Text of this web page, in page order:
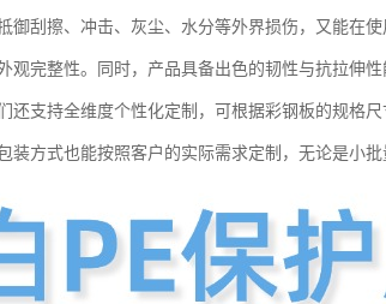
御刮擦、冲击、灰尘、水分等外界损伤，又能在
观完整性。同时，产品具备出色的韧性与抗拉伸
还支持全维度个性化定制，可根据彩钢板的规格
装方式也能按照客户的实际需求定制，无论是小